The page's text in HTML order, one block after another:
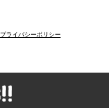
プライバシーポリシー